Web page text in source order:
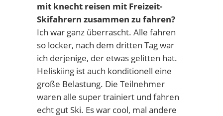
mit knecht reisen mit Freizeit-
Skifahrern zusammen zu fahren?
Ich war ganz überrascht. Alle fahren
so locker, nach dem dritten Tag war
ich derjenige, der etwas gelitten hat.
Heliskiing ist auch konditionell eine
große Belastung. Die Teilnehmer
waren alle super trainiert und fahren
echt gut Ski. Es war cool, mal andere